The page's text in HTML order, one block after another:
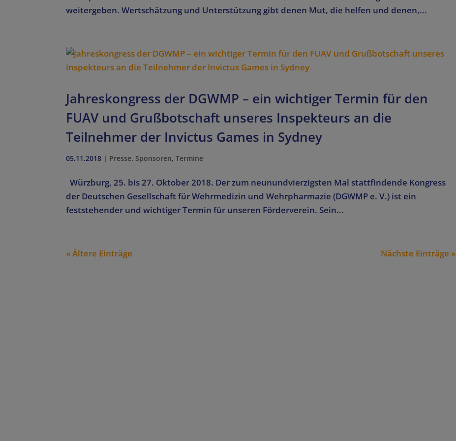
weitergeben. Wertschätzung und Unterstützung gibt denen Mut, die helfen und denen,...
Jahreskongress der DGWMP – ein wichtiger Termin für den
FUAV und Grußbotschaft unseres Inspekteurs an die
Teilnehmer der Invictus Games in Sydney
05.11.2018 | Presse,Sponsoren,Termine
Würzburg, 25. bis 27. Oktober 2018. Der zum neunundvierzigsten Mal stattfindende Kongress
der Deutschen Gesellschaft für Wehrmedizin und Wehrpharmazie (DGWMP e. V.) ist ein
feststehender und wichtiger Termin für unseren Förderverein. Sein...
« Ältere Einträge Nächste Einträge »